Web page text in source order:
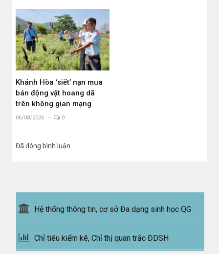
Khánh Hòa ‘siết’ nạn mua
bán động vật hoang dã
trên không gian mạng
06/08/2026 0
Đã đóng bình luận.
Hệ thống thông tin, cơ sở Đa dạng sinh học QG
Chỉ tiêu kiểm kê, Chỉ thị quan trắc ĐDSH